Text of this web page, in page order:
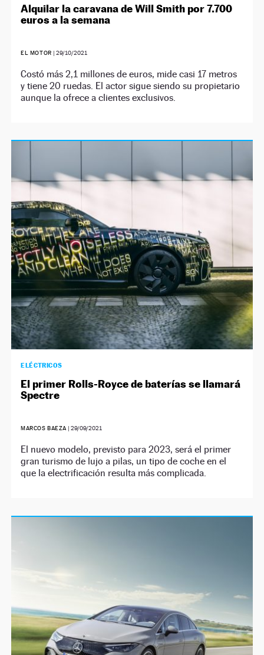
Alquilar la caravana de Will Smith por 7.700
euros a la semana
EL MOTOR | 29/10/2021
Costó más 2,1 millones de euros, mide casi 17 metros
y tiene 20 ruedas. El actor sigue siendo su propietario
aunque la ofrece a clientes exclusivos.
ELÉCTRICOS
El primer Rolls-Royce de baterías se llamará
Spectre
MARCOS BAEZA |29/09/2021
El nuevo modelo, previsto para 2023, será el primer
gran turismo de lujo a pilas, un tipo de coche en el
que la electrificación resulta más complicada.